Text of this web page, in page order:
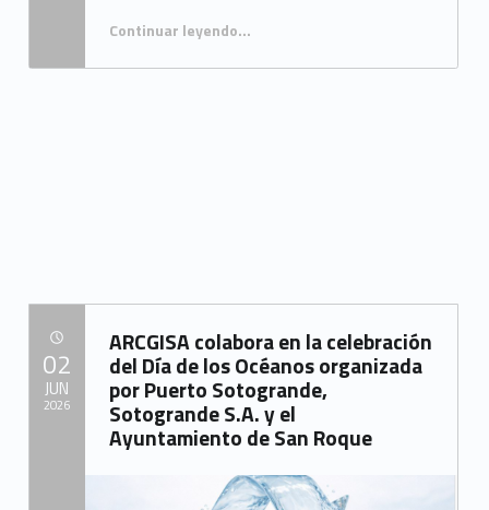
Continuar leyendo…
ARCGISA colabora en la celebración
del Día de los Océanos organizada
por Puerto Sotogrande,
Sotogrande S.A. y el
Ayuntamiento de San Roque
POSTED ON:02
JUN
2026